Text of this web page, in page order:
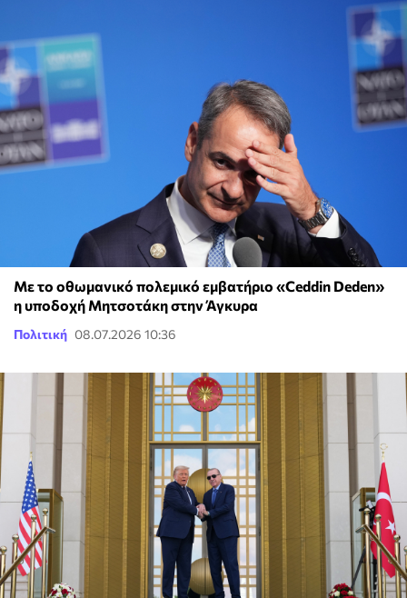
Με το οθωμανικό πολεμικό εμβατήριο «Ceddin Deden»
η υποδοχή Μητσοτάκη στην Άγκυρα
Πολιτική 08.07.2026 10:36